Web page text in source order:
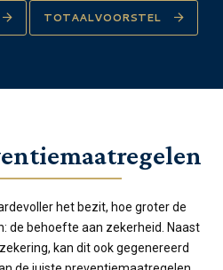
TOTAALVOORSTEL
het bezit, hoe groter de
de behoefte aan zekerheid. Naast
kan dit ook gegenereerd